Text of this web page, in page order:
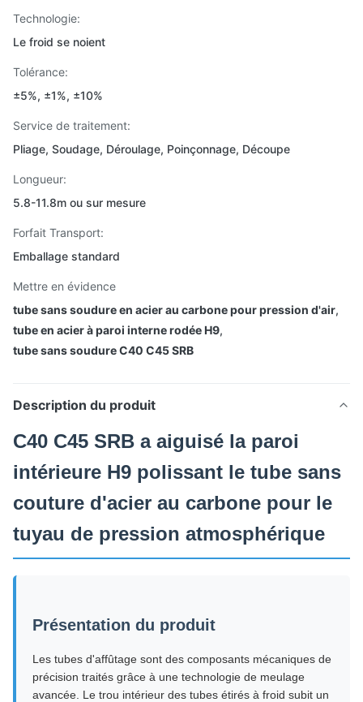
Technologie:
Le froid se noient
Tolérance:
±5%, ±1%, ±10%
Service de traitement:
Pliage, Soudage, Déroulage, Poinçonnage, Découpe
Longueur:
5.8-11.8m ou sur mesure
Forfait Transport:
Emballage standard
Mettre en évidence
tube sans soudure en acier au carbone pour pression d'air,
tube en acier à paroi interne rodée H9,
tube sans soudure C40 C45 SRB
Description du produit
C40 C45 SRB a aiguisé la paroi
intérieure H9 polissant le tube sans
couture d'acier au carbone pour le
tuyau de pression atmosphérique
Présentation du produit
Les tubes d'affûtage sont des composants mécaniques de
précision traités grâce à une technologie de meulage
avancée. Le trou intérieur des tubes étirés à froid subit un